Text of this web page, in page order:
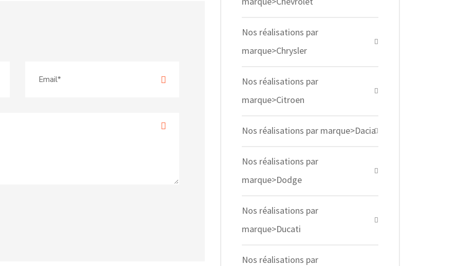
Nos réalisations par
marque>Chrysler
Nos réalisations par
marque>Citroen
Nos réalisations par marque>Dacia
Nos réalisations par
marque>Dodge
Nos réalisations par
marque>Ducati
Nos réalisations par